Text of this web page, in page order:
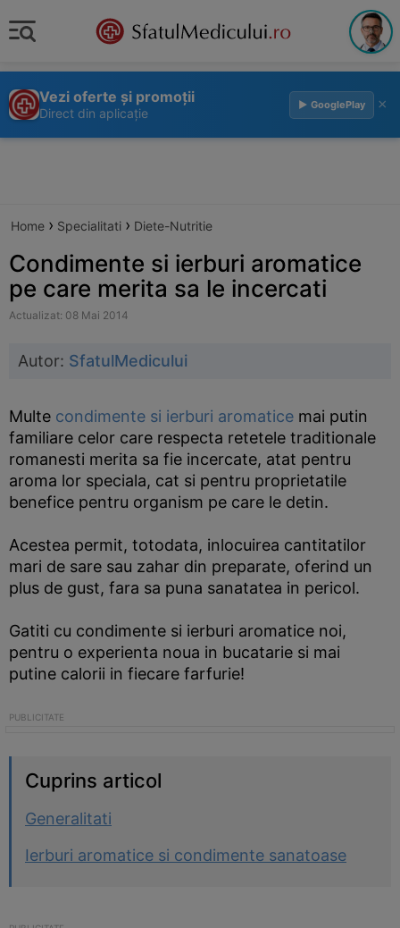
Vezi oferte și promoții
Direct din aplicație
▶ GooglePlay ×
Home › Specialitati › Diete-Nutritie
Condimente si ierburi aromatice
pe care merita sa le incercati
Actualizat: 08 Mai 2014
Autor: SfatulMedicului
Multe condimente si ierburi aromatice mai putin
familiare celor care respecta retetele traditionale
romanesti merita sa fie incercate, atat pentru
aroma lor speciala, cat si pentru proprietatile
benefice pentru organism pe care le detin.
Acestea permit, totodata, inlocuirea cantitatilor
mari de sare sau zahar din preparate, oferind un
plus de gust, fara sa puna sanatatea in pericol.
Gatiti cu condimente si ierburi aromatice noi,
pentru o experienta noua in bucatarie si mai
putine calorii in fiecare farfurie!
Cuprins articol
Generalitati
Ierburi aromatice si condimente sanatoase